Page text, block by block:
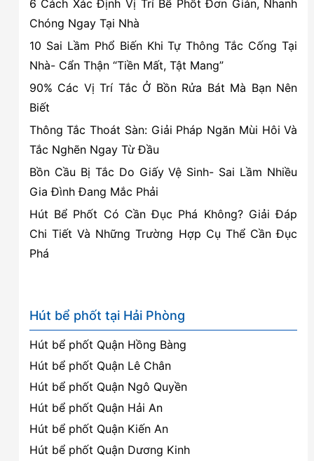
VỆ
SINH
Pro:
Uy
tín
số
1
6 Cách Xác Định Vị Trí Bể Phốt Đơn Giản, Nhanh
Chóng Ngay Tại Nhà
10 Sai Lầm Phổ Biến Khi Tự Thông Tắc Cống Tại
Nhà- Cẩn Thận “Tiền Mất, Tật Mang”
90% Các Vị Trí Tắc Ở Bồn Rửa Bát Mà Bạn Nên
Biết
Thông Tắc Thoát Sàn: Giải Pháp Ngăn Mùi Hôi Và
Tắc Nghẽn Ngay Từ Đầu
Bồn Cầu Bị Tắc Do Giấy Vệ Sinh- Sai Lầm Nhiều
Gia Đình Đang Mắc Phải
Hút Bể Phốt Có Cần Đục Phá Không? Giải Đáp
Chi Tiết Và Những Trường Hợp Cụ Thể Cần Đục
Phá
Hút bể phốt tại Hải Phòng
Hút bể phốt Quận Hồng Bàng
Hút bể phốt Quận Lê Chân
Hút bể phốt Quận Ngô Quyền
Hút bể phốt Quận Hải An
Hút bể phốt Quận Kiến An
Hút bể phốt Quận Dương Kinh